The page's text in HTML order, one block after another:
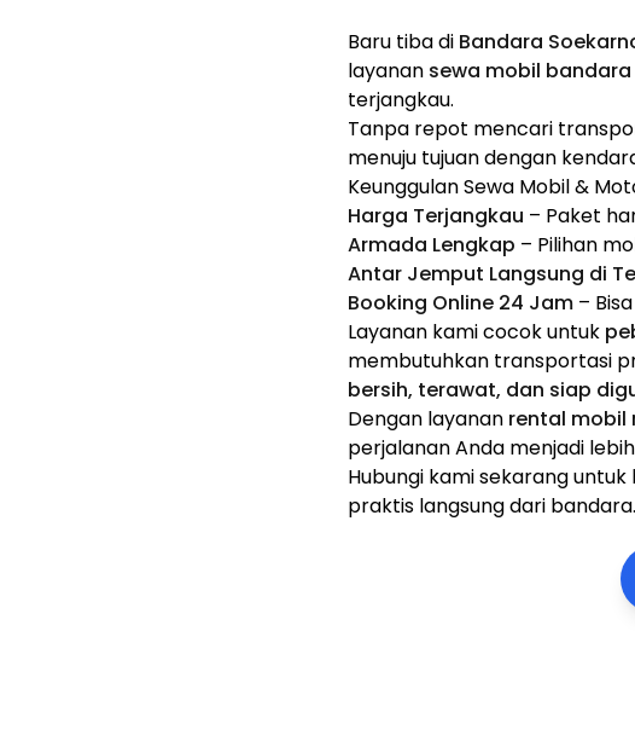
Baru tiba di Bandara
layanan sewa mobil
terjangkau.
Tanpa repot mencari
menuju tujuan dengan
Keunggulan Sewa Mobil &
Harga Terjangkau – Paket
Armada Lengkap – Pilihan
Antar Jemput Langsung di
Booking Online 24 Jam –
Layanan kami cocok untuk
membutuhkan transportasi
bersih, terawat, dan siap
Dengan layanan rental mobil
perjalanan Anda menjadi
Hubungi kamisekarang
praktis langsung dari bandara.